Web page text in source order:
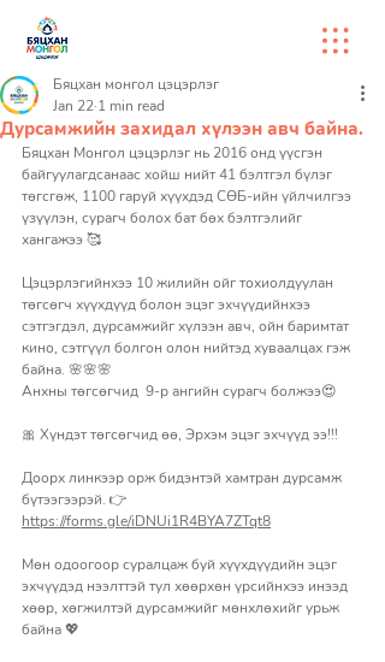
Дурсамжийн захидал хүлээн авч байна.
Бяцхан монгол цэцэрлэг
Jan 22 1 min read
Бяцхан Монгол цэцэрлэг нь 2016 онд үүсгэн
байгуулагдсанаас хойш нийт 41 бэлтгэл бүлэг
төгсгөж, 1100 гаруй хүүхдэд СӨБ-ийн үйлчилгээ
үзүүлэн, сурагч болох бат бөх бэлтгэлийг
хангажээ 🥰
Цэцэрлэгийнхээ 10 жилийн ойг тохиолдуулан
төгсөгч хүүхдүүд болон эцэг эхчүүдийнхээ
сэтгэгдэл, дурсамжийг хүлээн авч, ойн баримтат
кино, сэтгүүл болгон олон нийтэд хуваалцах гэж
байна. 🌸🌸🌸
Анхны төгсөгчид  9-р ангийн сурагч болжээ😍
🎀 Хүндэт төгсөгчид өө, Эрхэм эцэг эхчүүд ээ!!!
Доорх линкээр орж бидэнтэй хамтран дурсамж
бүтээгээрэй. 👉
https://forms.gle/iDNUi1R4BYA7ZTqt8
Мөн одоогоор суралцаж буй хүүхдүүдийн эцэг
эхчүүдэд нээлттэй тул хөөрхөн үрсийнхээ инээд
хөөр, хөгжилтэй дурсамжийг мөнхлөхийг урьж
байна 💖